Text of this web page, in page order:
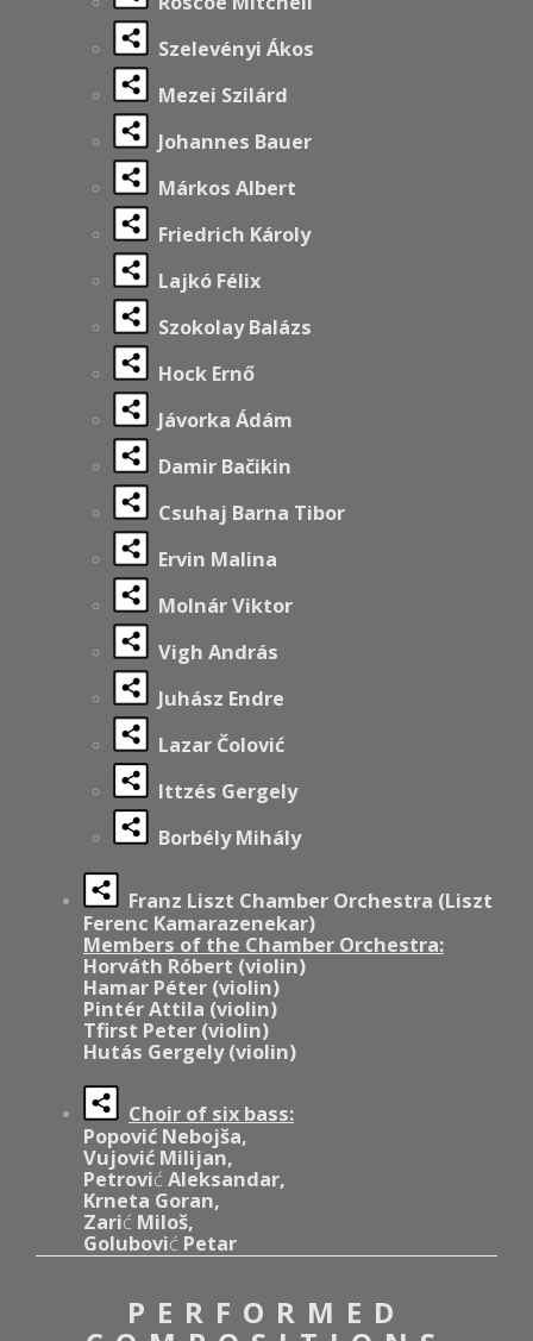
Szelevényi Ákos
Mezei Szilárd
Johannes Bauer
Márkos Albert
Friedrich Károly
Lajkó Félix
Szokolay Balázs
Hock Ernő
Jávorka Ádám
Damir Bačikin
Csuhaj Barna Tibor
Ervin Malina
Molnár Viktor
Vigh András
Juhász Endre
Lazar Čolović
Ittzés Gergely
Borbély Mihály
Franz Liszt Chamber Orchestra (Liszt
Ferenc Kamarazenekar)
Members of the Chamber Orchestra:
Horváth Róbert (violin)
Hamar Péter (violin)
Pintér Attila (violin)
Tfirst Peter (violin)
Hutás Gergely (violin)
Choir of six bass:
Popović Nebojša,
Vujović Milijan,
Petrović Aleksandar,
Krneta Goran,
Zarić Miloš,
Golubović Petar
PERFORMED